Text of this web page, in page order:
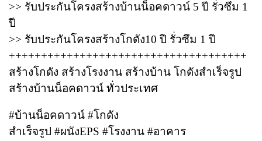
>> รับประกันโครงสร้างบ้านน็อคดาวน์ 5 ปี รั่วซึม 1
ปี
>> รับประกันโครงสร้างโกดัง10 ปี รั่วซึม 1 ปี
+++++++++++++++++++++++++++++++++++++
สร้างโกดัง สร้างโรงงาน สร้างบ้าน โกดังสำเร็จรูป
สร้างบ้านน็อคดาวน์ ทั่วประเทศ
#บ้านน็อคดาวน์ #โกดัง
สำเร็จรูป #ผนังEPS #โรงงาน #อาคาร